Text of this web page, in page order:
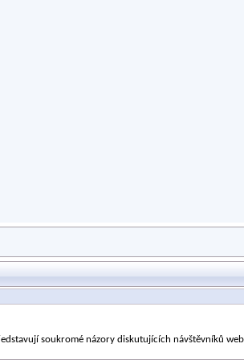
soukromé názory diskutujících návštěvníků